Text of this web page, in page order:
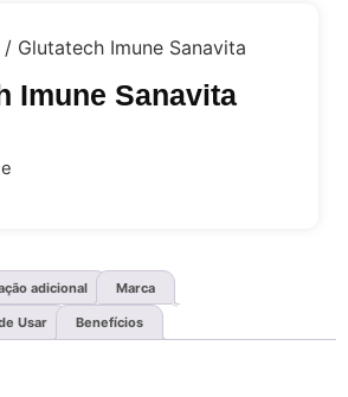
/ Glutatech Imune Sanavita
Imune Sanavita
adicional Marca
Usar Benefícios